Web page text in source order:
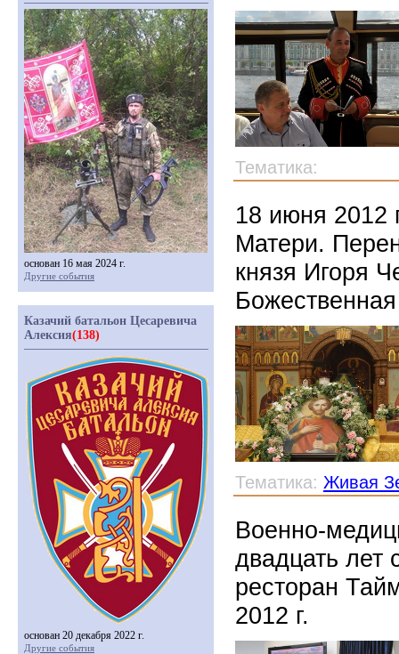
Тематика:
18 июня 2012
Матери.
князя Игоря
Тематика: Живая
Военно-
двадцать лет
ресторан
2012 г.
основан 16 мая 2024 г.
Другие события
Казачий батальон Цесаревича
Алексия(138)
основан 20 декабря 2022 г.
Другие события